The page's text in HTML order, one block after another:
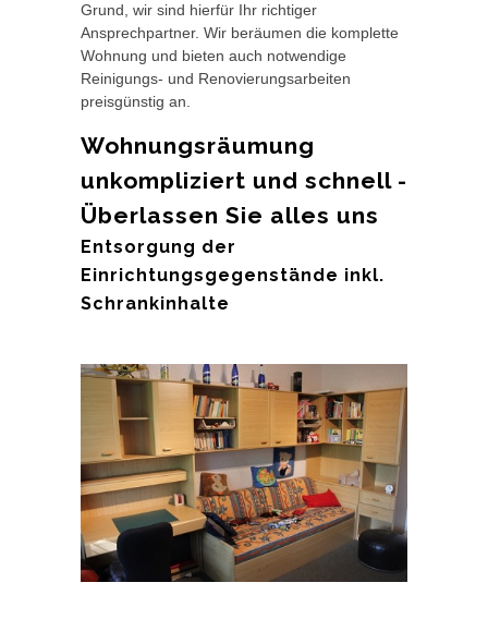
Grund, wir sind hierfür Ihr richtiger
Ansprechpartner. Wir beräumen die komplette
Wohnung und bieten auch notwendige
Reinigungs- und Renovierungsarbeiten
preisgünstig an.
Wohnungsräumung
unkompliziert und schnell -
Überlassen Sie alles uns
Entsorgung der
Einrichtungsgegenstände inkl.
Schrankinhalte